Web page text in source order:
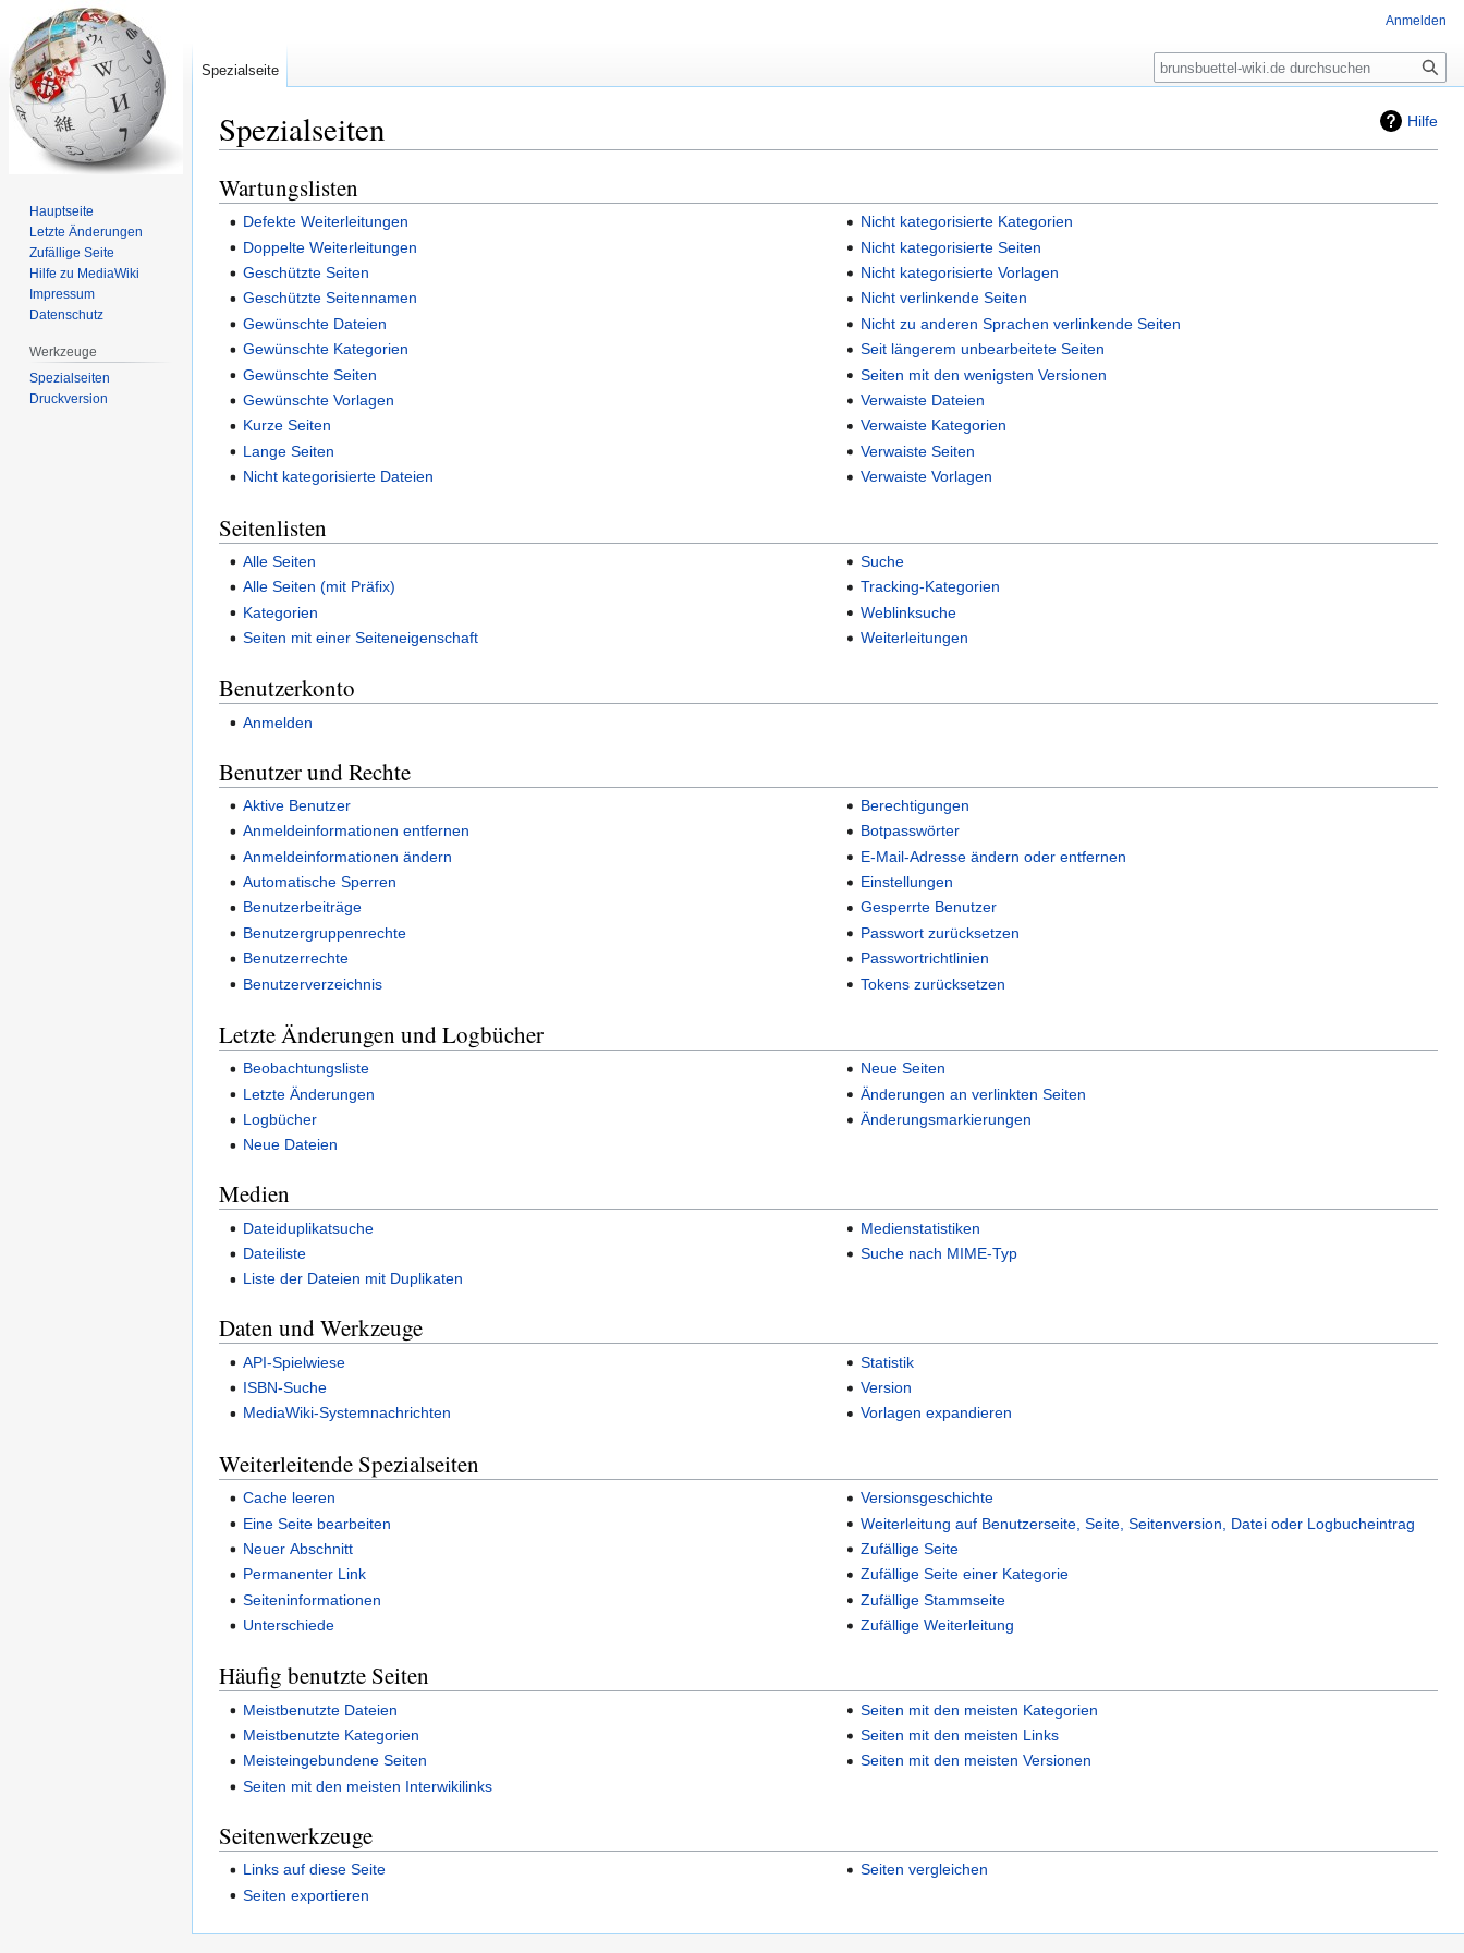
Hilfe
Spezialseiten
Zur
Navigation
springen
Zur
Suche
springen
Wartungslisten
Defekte Weiterleitungen
Doppelte Weiterleitungen
Geschützte Seiten
Geschützte Seitennamen
Gewünschte Dateien
Gewünschte Kategorien
Gewünschte Seiten
Gewünschte Vorlagen
Kurze Seiten
Lange Seiten
Nicht kategorisierte Dateien
Nicht kategorisierte Kategorien
Nicht kategorisierte Seiten
Nicht kategorisierte Vorlagen
Nicht verlinkende Seiten
Nicht zu anderen Sprachen verlinkende Seiten
Seit längerem unbearbeitete Seiten
Seiten mit den wenigsten Versionen
Verwaiste Dateien
Verwaiste Kategorien
Verwaiste Seiten
Verwaiste Vorlagen
Seitenlisten
Alle Seiten
Alle Seiten (mit Präfix)
Kategorien
Seiten mit einer Seiteneigenschaft
Suche
Tracking-Kategorien
Weblinksuche
Weiterleitungen
Benutzerkonto
Anmelden
Benutzer und Rechte
Aktive Benutzer
Anmeldeinformationen entfernen
Anmeldeinformationen ändern
Automatische Sperren
Benutzerbeiträge
Benutzergruppenrechte
Benutzerrechte
Benutzerverzeichnis
Berechtigungen
Botpasswörter
E-Mail-Adresse ändern oder entfernen
Einstellungen
Gesperrte Benutzer
Passwort zurücksetzen
Passwortrichtlinien
Tokens zurücksetzen
Letzte Änderungen und Logbücher
Beobachtungsliste
Letzte Änderungen
Logbücher
Neue Dateien
Neue Seiten
Änderungen an verlinkten Seiten
Änderungsmarkierungen
Medien
Dateiduplikatsuche
Dateiliste
Liste der Dateien mit Duplikaten
Medienstatistiken
Suche nach MIME-Typ
Daten und Werkzeuge
API-Spielwiese
ISBN-Suche
MediaWiki-Systemnachrichten
Statistik
Version
Vorlagen expandieren
Weiterleitende Spezialseiten
Cache leeren
Eine Seite bearbeiten
Neuer Abschnitt
Permanenter Link
Seiteninformationen
Unterschiede
Versionsgeschichte
Weiterleitung auf Benutzerseite, Seite, Seitenversion, Datei oder Logbucheintrag
Zufällige Seite
Zufällige Seite einer Kategorie
Zufällige Stammseite
Zufällige Weiterleitung
Häufig benutzte Seiten
Meistbenutzte Dateien
Meistbenutzte Kategorien
Meisteingebundene Seiten
Seiten mit den meisten Interwikilinks
Seiten mit den meisten Kategorien
Seiten mit den meisten Links
Seiten mit den meisten Versionen
Seitenwerkzeuge
Links auf diese Seite
Seiten exportieren
Seiten vergleichen
Anmelden
Spezialseite
Suche
Hauptseite
Letzte Änderungen
Zufällige Seite
Hilfe zu MediaWiki
Impressum
Datenschutz
Werkzeuge
Spezialseiten
Druckversion